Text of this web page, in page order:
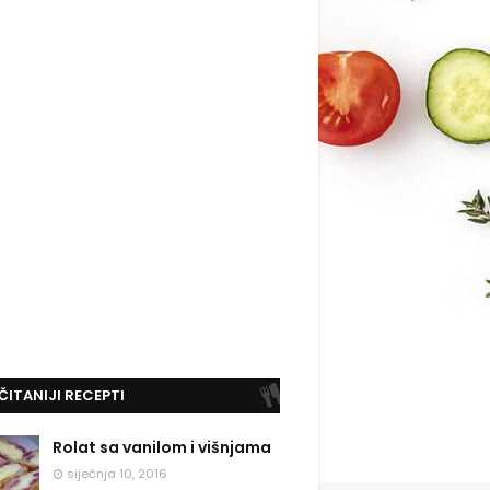
RECEPTI
Rolat sa vanilom i višnjama
siječnja 10, 2016